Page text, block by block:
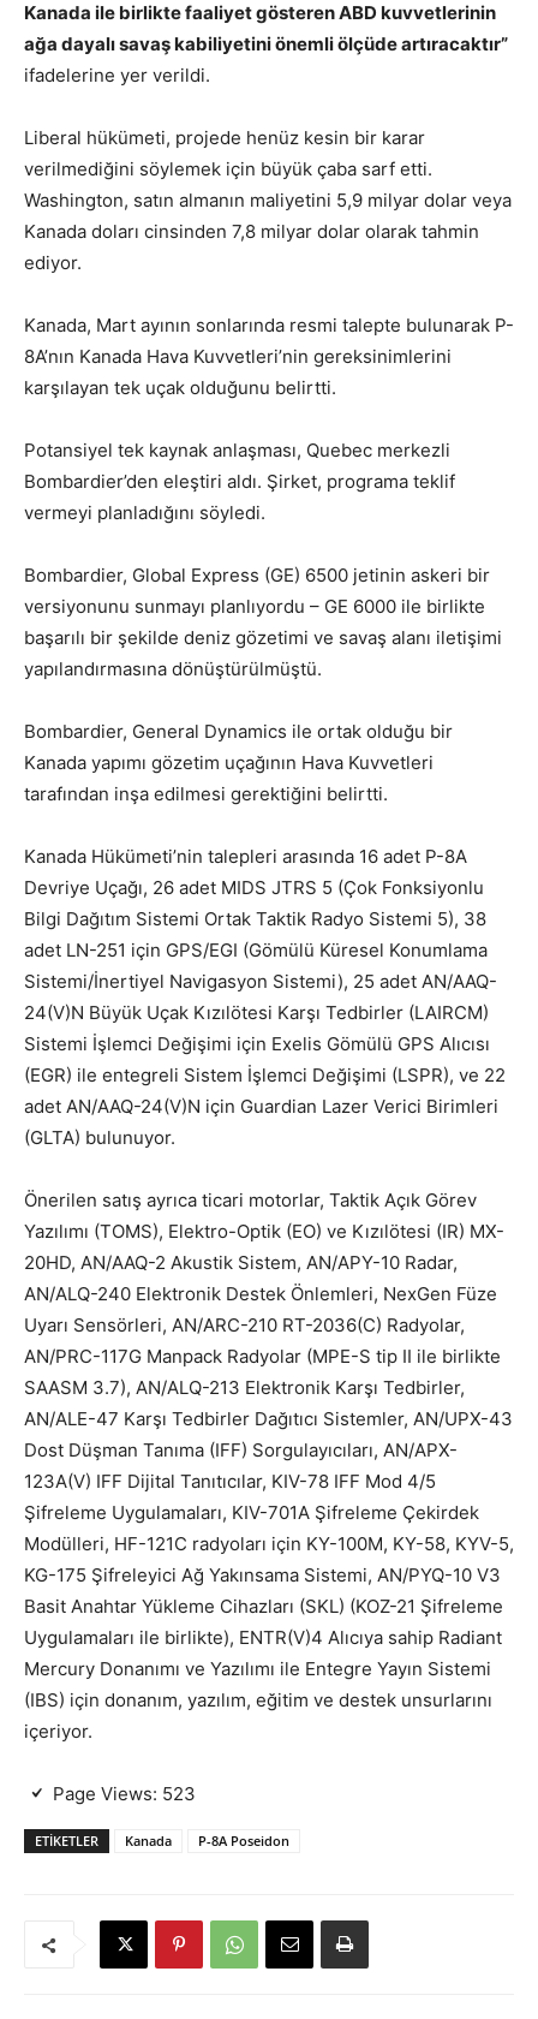
Kanada ile birlikte faaliyet gösteren ABD kuvvetlerinin
ağa dayalı savaş kabiliyetini önemli ölçüde artıracaktır”
ifadelerine yer verildi.
Liberal hükümeti, projede henüz kesin bir karar
verilmediğini söylemek için büyük çaba sarf etti.
Washington, satın almanın maliyetini 5,9 milyar dolar veya
Kanada doları cinsinden 7,8 milyar dolar olarak tahmin
ediyor.
Kanada, Mart ayının sonlarında resmi talepte bulunarak P-
8A’nın Kanada Hava Kuvvetleri’nin gereksinimlerini
karşılayan tek uçak olduğunu belirtti.
Potansiyel tek kaynak anlaşması, Quebec merkezli
Bombardier’den eleştiri aldı. Şirket, programa teklif
vermeyi planladığını söyledi.
Bombardier, Global Express (GE) 6500 jetinin askeri bir
versiyonunu sunmayı planlıyordu – GE 6000 ile birlikte
başarılı bir şekilde deniz gözetimi ve savaş alanı iletişimi
yapılandırmasına dönüştürülmüştü.
Bombardier, General Dynamics ile ortak olduğu bir
Kanada yapımı gözetim uçağının Hava Kuvvetleri
tarafından inşa edilmesi gerektiğini belirtti.
Kanada Hükümeti’nin talepleri arasında 16 adet P-8A
Devriye Uçağı, 26 adet MIDS JTRS 5 (Çok Fonksiyonlu
Bilgi Dağıtım Sistemi Ortak Taktik Radyo Sistemi 5), 38
adet LN-251 için GPS/EGI (Gömülü Küresel Konumlama
Sistemi/İnertiyel Navigasyon Sistemi), 25 adet AN/AAQ-
24(V)N Büyük Uçak Kızılötesi Karşı Tedbirler (LAIRCM)
Sistemi İşlemci Değişimi için Exelis Gömülü GPS Alıcısı
(EGR) ile entegreli Sistem İşlemci Değişimi (LSPR), ve 22
adet AN/AAQ-24(V)N için Guardian Lazer Verici Birimleri
(GLTA) bulunuyor.
Önerilen satış ayrıca ticari motorlar, Taktik Açık Görev
Yazılımı (TOMS), Elektro-Optik (EO) ve Kızılötesi (IR) MX-
20HD, AN/AAQ-2 Akustik Sistem, AN/APY-10 Radar,
AN/ALQ-240 Elektronik Destek Önlemleri, NexGen Füze
Uyarı Sensörleri, AN/ARC-210 RT-2036(C) Radyolar,
AN/PRC-117G Manpack Radyolar (MPE-S tip II ile birlikte
SAASM 3.7), AN/ALQ-213 Elektronik Karşı Tedbirler,
AN/ALE-47 Karşı Tedbirler Dağıtıcı Sistemler, AN/UPX-43
Dost Düşman Tanıma (IFF) Sorgulayıcıları, AN/APX-
123A(V) IFF Dijital Tanıtıcılar, KIV-78 IFF Mod 4/5
Şifreleme Uygulamaları, KIV-701A Şifreleme Çekirdek
Modülleri, HF-121C radyoları için KY-100M, KY-58, KYV-5,
KG-175 Şifreleyici Ağ Yakınsama Sistemi, AN/PYQ-10 V3
Basit Anahtar Yükleme Cihazları (SKL) (KOZ-21 Şifreleme
Uygulamaları ile birlikte), ENTR(V)4 Alıcıya sahip Radiant
Mercury Donanımı ve Yazılımı ile Entegre Yayın Sistemi
(IBS) için donanım, yazılım, eğitim ve destek unsurlarını
içeriyor.
Page Views: 523
ETIKETLER Kanada P-8A Poseidon